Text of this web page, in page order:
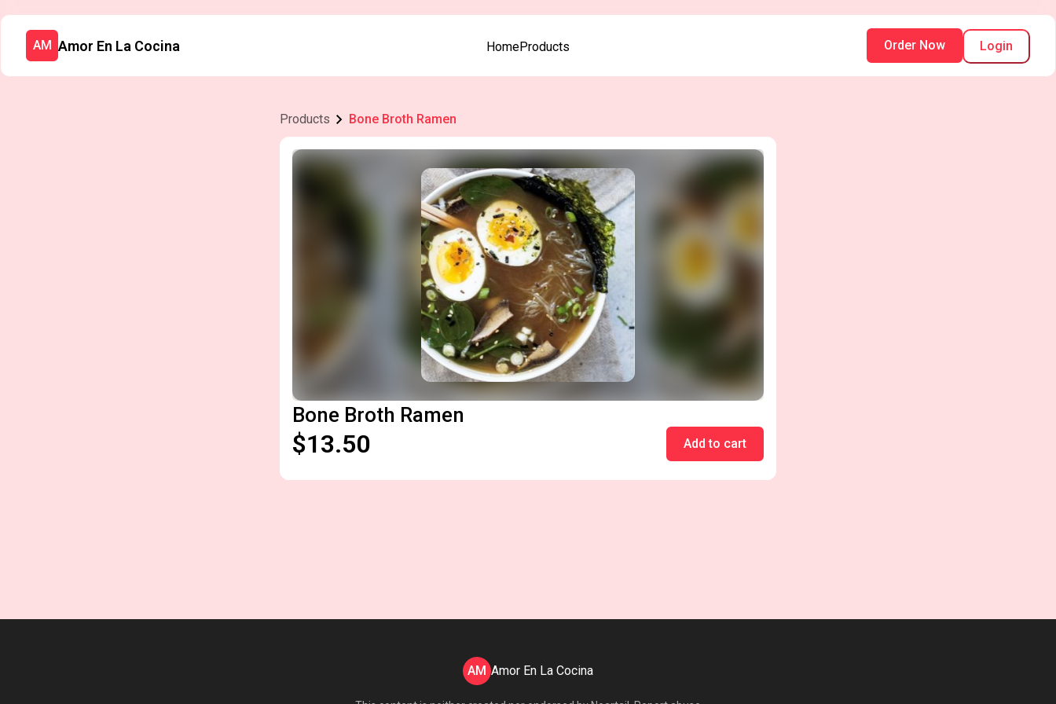
AM Amor En La Cocina HomeProducts Login
Order Now
Products Bone Broth Ramen
Bone Broth Ramen
$13.50 Add to cart
AM Amor En La Cocina